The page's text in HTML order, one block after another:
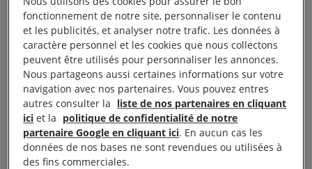
Collecte, vente de livres, dans le cadre de la
campagne I Welcome,samedi et dimanche de14 h à
17 hà la nouvelle salle des fêtes quartier de
fonctionnement de notre site, personnaliser le contenu
et les publicités, et analyser notre trafic. Les données à
caractère personnel et les cookies que nous collectons
peuvent être utilisés pour personnaliser les annonces.
Nous partageons aussi certaines informations sur votre
navigation avec nos partenaires. Vous pouvez entres
autres consulter la liste de nos partenaires en cliquant
ici et la politique de confidentialité de notre
partenaire Google en cliquant ici. En aucun cas les
données de nos bases ne sont revendues ou utilisées à
des fins commerciales.